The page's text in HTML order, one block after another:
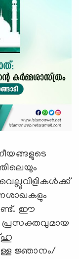
ഈ
പ്രസക്തവുമായ
ജ്ഞാനം/